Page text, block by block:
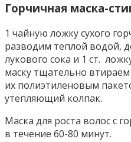
Горчичная маска-
1 чайную ложку сухого
разводим теплой водой,
лукового сока и 1 ст.
маску тщательно
их полиэтиленовым
утепляющий колпак.
Маска для роста волос с
в течение 60-80 минут.